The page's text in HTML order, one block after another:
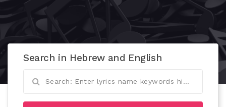
Search in Hebrew and English